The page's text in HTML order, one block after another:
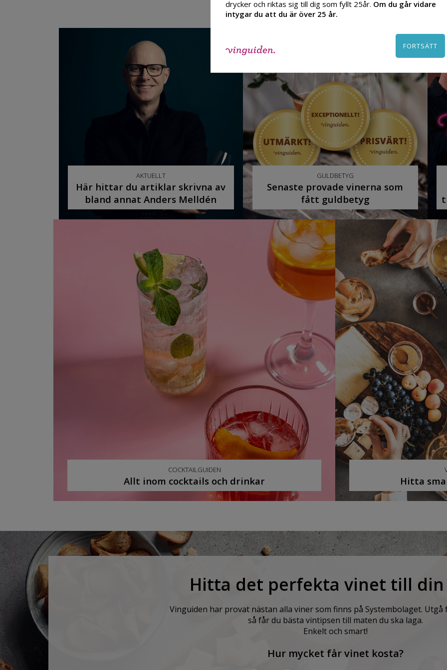
AKTUELLT
Här hittar du artiklar skrivna av
bland annat Anders Melldén
GULDBETYG
Senaste provade vinerna som
fått guldbetyg
COCKTAILGUIDEN
Allt inom cocktails och drinkar Hitta
Hitta det perfekta vinet till
Vinguiden har provat nästan alla viner som finns på Systembolaget. Utgå
så får du bästa vintipsen till maten du ska laga.
Enkelt och smart!
Hur mycket får vinet kosta?
drycker och riktas sig till dig som fyllt 25år. Om du går vidare
intygar du att du är över 25 år.
FORTSÄTT